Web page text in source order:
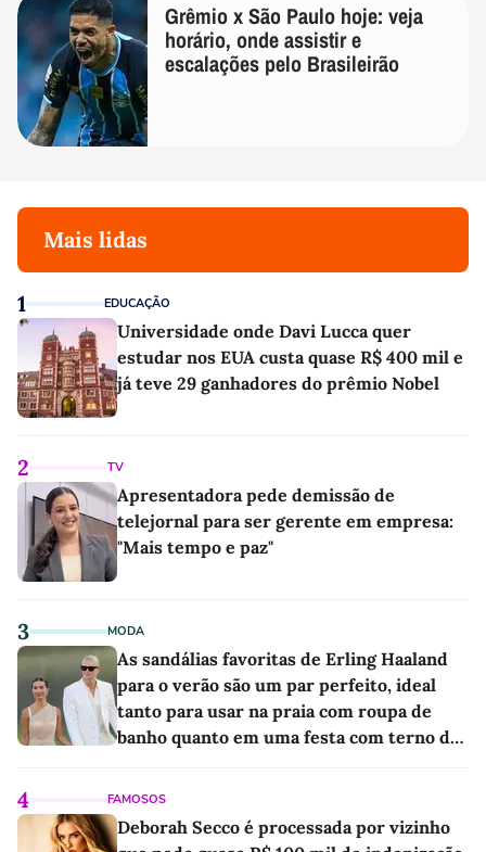
Grêmio x São Paulo hoje: veja
horário, onde assistir e
escalações pelo Brasileirão
Mais lidas
1 EDUCAÇÃO
Universidade onde Davi Lucca quer
estudar nos EUA custa quase R$ 400 mil e
já teve 29 ganhadores do prêmio Nobel
2 TV
Apresentadora pede demissão de
telejornal para ser gerente em empresa:
"Mais tempo e paz"
3 MODA
As sandálias favoritas de Erling Haaland
para o verão são um par perfeito, ideal
tanto para usar na praia com roupa de
banho quanto em uma festa com terno de
4 FAMOSOS
Deborah Secco é processada por vizinho